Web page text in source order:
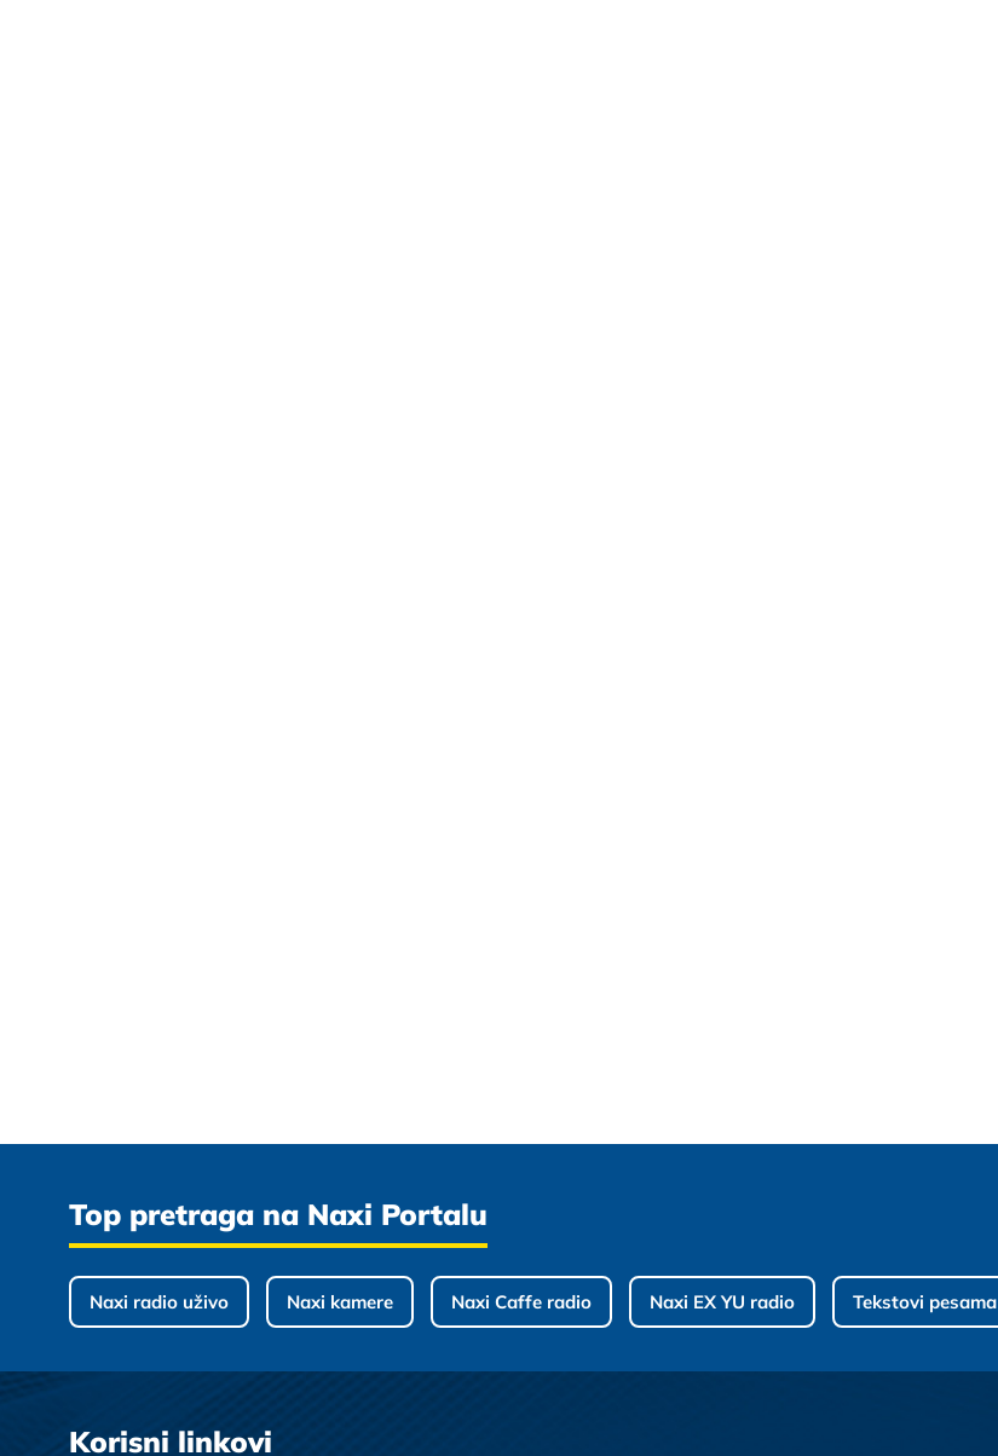
Top pretraga na Naxi Portalu
Naxi radio uživo Naxi kamere Naxi Caffe radio Naxi EX YU radio Tekstovi pesama
Korisni linkovi